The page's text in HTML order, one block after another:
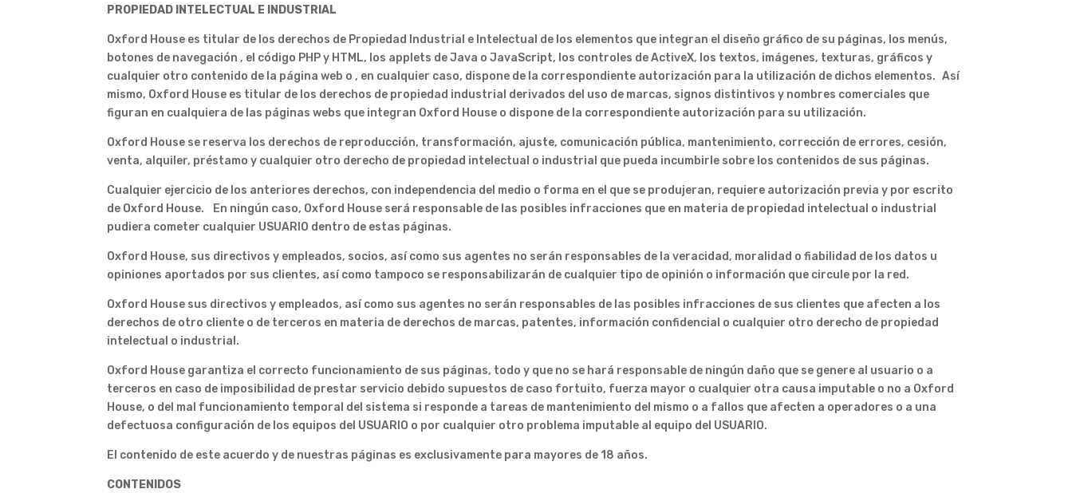
PROPIEDAD INTELECTUAL E INDUSTRIAL
Oxford House es titular de los derechos de Propiedad Industrial e Intelectual de los elementos que integran el diseño gráfico de su páginas, los menús,
botones de navegación , el código PHP y HTML, los applets de Java o JavaScript, los controles de ActiveX, los textos, imágenes, texturas, gráficos y
cualquier otro contenido de la página web o , en cualquier caso, dispone de la correspondiente autorización para la utilización de dichos elementos. Así
mismo, Oxford House es titular de los derechos de propiedad industrial derivados del uso de marcas, signos distintivos y nombres comerciales que
figuran en cualquiera de las páginas webs que integran Oxford House o dispone de la correspondiente autorización para su utilización.
Oxford House se reserva los derechos de reproducción, transformación, ajuste, comunicación pública, mantenimiento, corrección de errores, cesión,
venta, alquiler, préstamo y cualquier otro derecho de propiedad intelectual o industrial que pueda incumbirle sobre los contenidos de sus páginas.
Cualquier ejercicio de los anteriores derechos, con independencia del medio o forma en el que se produjeran, requiere autorización previa y por escrito
de Oxford House. En ningún caso, Oxford House será responsable de las posibles infracciones que en materia de propiedad intelectual o industrial
pudiera cometer cualquier USUARIO dentro de estas páginas.
Oxford House, sus directivos y empleados, socios, así como sus agentes no serán responsables de la veracidad, moralidad o fiabilidad de los datos u
opiniones aportados por sus clientes, así como tampoco se responsabilizarán de cualquier tipo de opinión o información que circule por la red.
Oxford House sus directivos y empleados, así como sus agentes no serán responsables de las posibles infracciones de sus clientes que afecten a los
derechos de otro cliente o de terceros en materia de derechos de marcas, patentes, información confidencial o cualquier otro derecho de propiedad
intelectual o industrial.
Oxford House garantiza el correcto funcionamiento de sus páginas, todo y que no se hará responsable de ningún daño que se genere al usuario o a
terceros en caso de imposibilidad de prestar servicio debido supuestos de caso fortuito, fuerza mayor o cualquier otra causa imputable o no a Oxford
House, o del mal funcionamiento temporal del sistema si responde a tareas de mantenimiento del mismo o a fallos que afecten a operadores o a una
defectuosa configuración de los equipos del USUARIO o por cualquier otro problema imputable al equipo del USUARIO.
El contenido de este acuerdo y de nuestras páginas es exclusivamente para mayores de 18 años.
CONTENIDOS